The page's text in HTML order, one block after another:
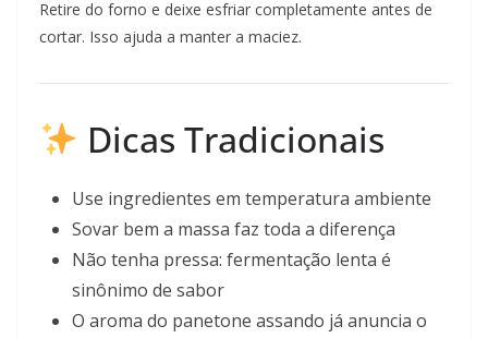
Retire do forno e deixe esfriar completamente antes de
cortar. Isso ajuda a manter a maciez.
Dicas Tradicionais
Use ingredientes em temperatura ambiente
Sovar bem a massa faz toda a diferença
Não tenha pressa: fermentação lenta é
sinônimo de sabor
O aroma do panetone assando já anuncia o